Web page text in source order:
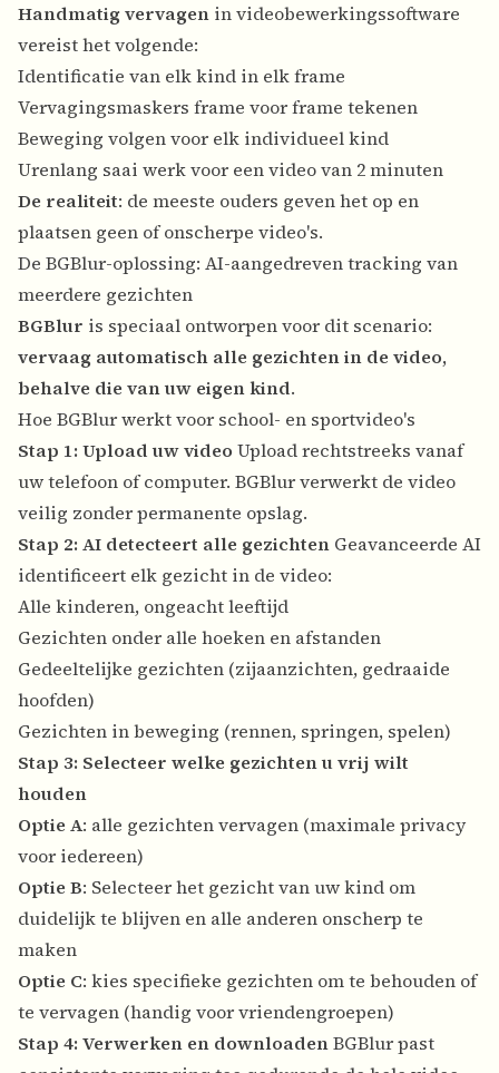
Handmatig vervagen in videobewerkingssoftware
vereist het volgende:
Identificatie van elk kind in elk frame
Vervagingsmaskers frame voor frame tekenen
Beweging volgen voor elk individueel kind
Urenlang saai werk voor een video van 2 minuten
De realiteit: de meeste ouders geven het op en
plaatsen geen of onscherpe video's.
De BGBlur-oplossing: AI-aangedreven tracking van
meerdere gezichten
BGBlur is speciaal ontworpen voor dit scenario:
vervaag automatisch alle gezichten in de video,
behalve die van uw eigen kind.
Hoe BGBlur werkt voor school- en sportvideo's
Stap 1: Upload uw video Upload rechtstreeks vanaf
uw telefoon of computer. BGBlur verwerkt de video
veilig zonder permanente opslag.
Stap 2: AI detecteert alle gezichten Geavanceerde AI
identificeert elk gezicht in de video:
Alle kinderen, ongeacht leeftijd
Gezichten onder alle hoeken en afstanden
Gedeeltelijke gezichten (zijaanzichten, gedraaide
hoofden)
Gezichten in beweging (rennen, springen, spelen)
Stap 3: Selecteer welke gezichten u vrij wilt
houden
Optie A: alle gezichten vervagen (maximale privacy
voor iedereen)
Optie B: Selecteer het gezicht van uw kind om
duidelijk te blijven en alle anderen onscherp te
maken
Optie C: kies specifieke gezichten om te behouden of
te vervagen (handig voor vriendengroepen)
Stap 4: Verwerken en downloadenBGBlur past